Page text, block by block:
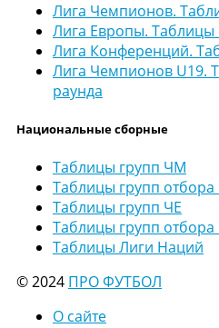
Лига Чемпионов.
Лига Европы. Таблицы
Лига Конференций.
Лига Чемпионов U19.
раунда
Национальные сборные
Таблицы групп ЧМ
Таблицы групп
Таблицы групп ЧЕ
Таблицы групп отбора
Таблицы Лиги Наций
© 2024 ПРО ФУТБОЛ
О сайте